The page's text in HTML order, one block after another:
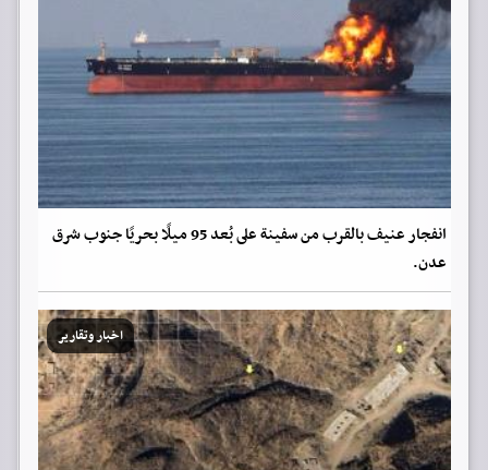
انفجار عنيف بالقرب من سفينة على بُعد 95 ميلًا بحريًا جنوب شرق
عدن.
اخبار وتقارير